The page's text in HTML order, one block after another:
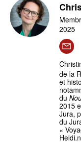
2025
de la
et
du
2015
Jura,
du
«